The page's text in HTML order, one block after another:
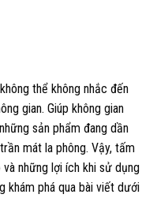
thể không nhắc đến
gian. Giúp không gian
sản phẩm đang dần
mát la phông. Vậy, tấm
những lợi ích khi sử dụng
khám phá qua bài viết dưới